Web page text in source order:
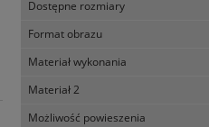
Dostępne rozmiary
Format obrazu
Materiał wykonania
Materiał 2
Możliwość powieszenia